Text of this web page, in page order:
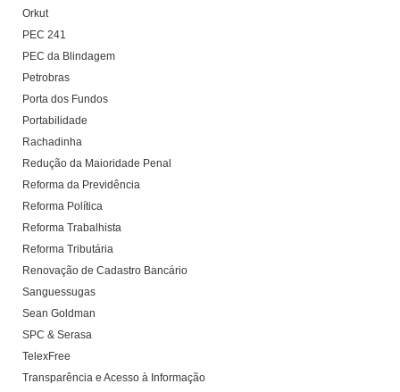
Orkut
PEC 241
PEC da Blindagem
Petrobras
Porta dos Fundos
Portabilidade
Rachadinha
Redução da Maioridade Penal
Reforma da Previdência
Reforma Política
Reforma Trabalhista
Reforma Tributária
Renovação de Cadastro Bancário
Sanguessugas
Sean Goldman
SPC & Serasa
TelexFree
Transparência e Acesso à Informação